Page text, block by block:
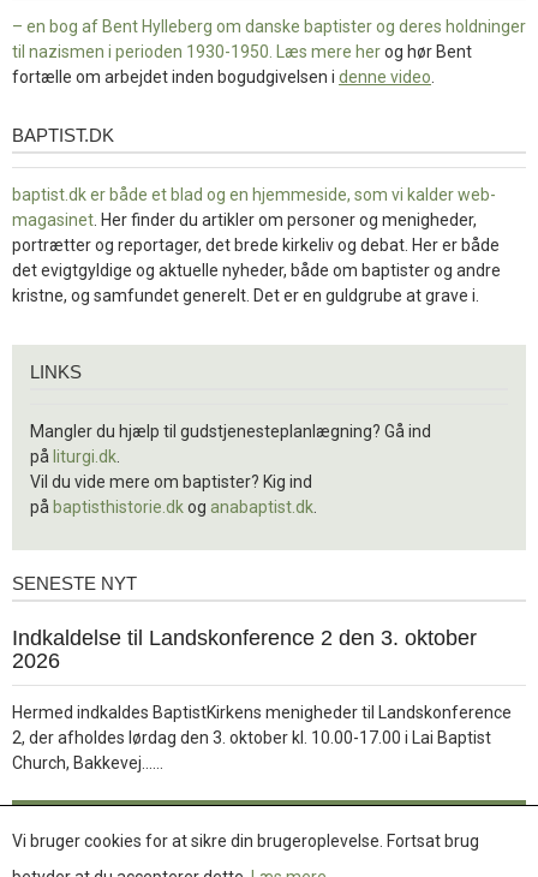
– en bog af Bent Hylleberg om danske baptister og deres holdninger
til nazismen i perioden 1930-1950. Læs mere herog hør Bent
fortælle om arbejdet inden bogudgivelsen i denne video
baptist.dk
BAPTIST.DK
baptist.dk er både et blad og en hjemmeside, som vi kalder web-
magasinet . Her finder du artikler om personer og menigheder,
portrætter og reportager, det brede kirkeliv og debat. Her er både
det evigtgyldige og aktuelle nyheder, både om baptister og andre
kristne, og samfundet generelt. Det er en guldgrube at grave i.
LINKS
Mangler du hjælp til gudstjenesteplanlægning? Gå ind
på liturgi.dk
Vil du vide mere om baptister? Kig ind
på baptisthistorie.dkog anabaptist.dk
Seneste
SENESTE NYT
1.
jul.
Indkaldelse til Landskonference 2 den 3. oktober
2026
Hermed indkaldes BaptistKirkens menigheder til Landskonference
2, der afholdes lørdag den 3. oktober kl. 10.00-17.00 i Lai Baptist
Church, Bakkevej……
Læs mere
Vi bruger cookies for at sikre din brugeroplevelse. Fortsat brug